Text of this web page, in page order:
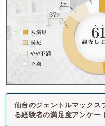
仙台のジェントルマックス
る経験者の満足度アンケー